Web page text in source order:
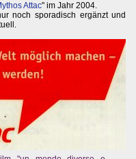
Attac" im Jahr 2004.
noch sporadisch ergänzt und